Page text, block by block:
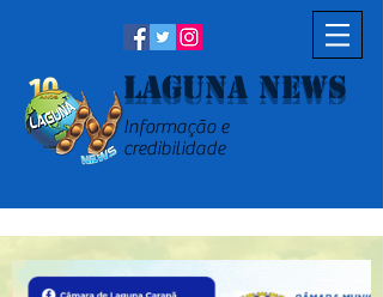
Laguna News
Informação e
credibilidade